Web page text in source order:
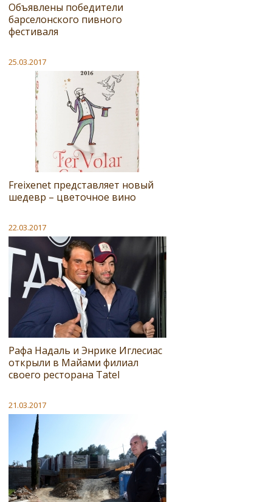
Объявлены победители
барселонского пивного
фестиваля
25.03.2017
Freixenet представляет новый
шедевр – цветочное вино
22.03.2017
Рафа Надаль и Энрике Иглесиас
открыли в Майами филиал
своего ресторана Tatel
21.03.2017